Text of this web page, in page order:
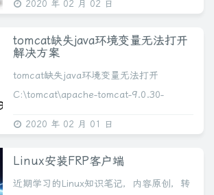
sources.list文件修...
2020 年 02 月 02 日
tomcat缺失java环境变量无法打开
解决方案
tomcat缺失java环境变量无法打开
C:\tomcat\apache-tomcat-9.0.30-
9.0.30\bin>startu...
2020 年 02 月 01 日
Linux安装FRP客户端
近期学习的Linux知识笔记，内容原创，转